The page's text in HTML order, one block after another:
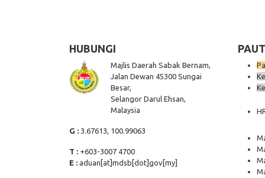
HUBUNGI
Majlis Daerah Sabak Bernam,
Jalan Dewan 45300 Sungai
Besar,
Selangor Darul Ehsan,
Malaysia
G : 3.67613, 100.99063
T : +603-3007 4700
E : aduan[at]mdsb[dot]gov[my]